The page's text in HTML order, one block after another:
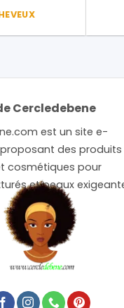
Cercledebene
est un site e-
des produits
cosmétiques pour
et peaux